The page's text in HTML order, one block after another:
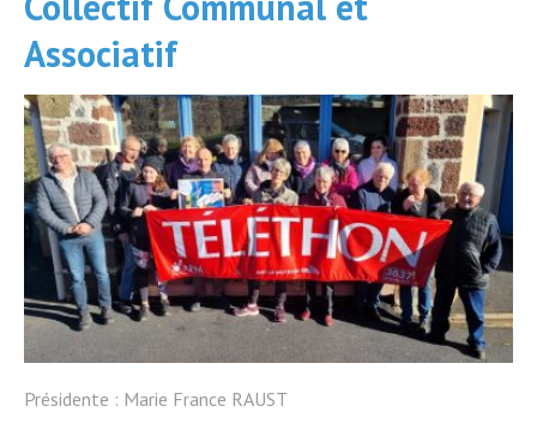
Associatif
Présidente : Marie France RAUST